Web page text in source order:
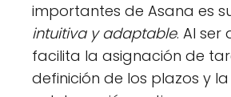
importantes de Asana es
intuitiva y adaptable. Al ser
facilita la asignación de
definición de los plazos y la